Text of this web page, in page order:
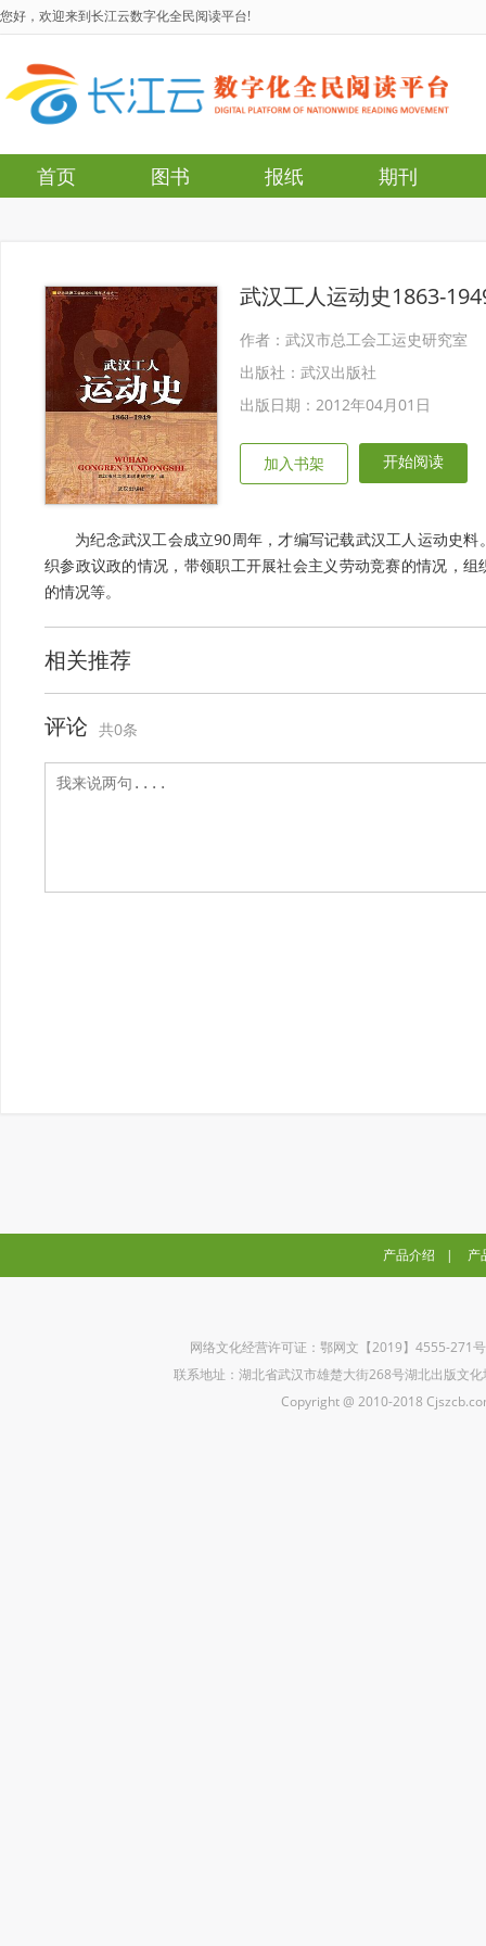
您好，欢迎来到长江云数字化全民阅读平台!
首页 图书 报纸 期刊
武汉工人运动史1863-
作者：武汉市总工会工运史研究室
出版社：武汉出版社
出版日期：2012年04月01日
加入书架 开始阅读
为纪念武汉工会成立90周年，才编写记载武汉工人运动史
织参政议政的情况，带领职工开展社会主义劳动竞赛的情况，
的情况等。
相关推荐
评论 共0条
产品介绍 | 产
网络文化经营许可证：鄂网文【2019】4555-271
联系地址：湖北省武汉市雄楚大街268号湖北出版文
Copyright @ 2010-2018